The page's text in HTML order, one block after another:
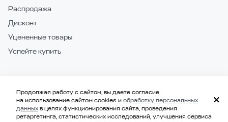
Распродажа
Дисконт
Уцененные товары
Успейте купить
Продолжая работу с сайтом, вы даете согласие
на использование сайтом cookies иобработку персональных
данныхв целях функционирования сайта, проведения
ретаргетинга, статистических исследований, улучшения сервиса